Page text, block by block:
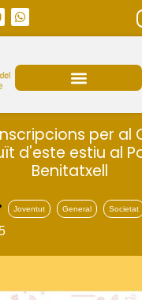
per al
d'este estiu al
Benitatxell
Joventut General Societat